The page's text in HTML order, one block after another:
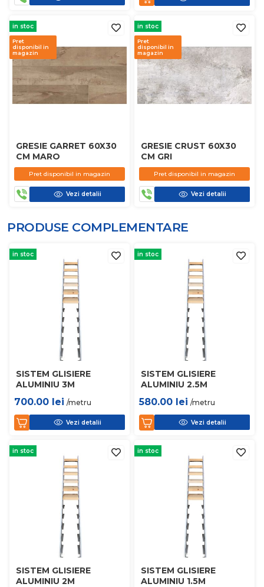
in stoc
Pret
disponibil in
magazin
GRESIE GARRET 60X30
CM MARO
Pret disponibil in magazin
Vezi detalii
in stoc
Pret
disponibil in
magazin
GRESIE CRUST 60X30
CM GRI
Pret disponibil in magazin
Vezi detalii
PRODUSE COMPLEMENTARE
in stoc
SISTEM GLISIERE
ALUMINIU 3M
700.00 lei /metru
Vezi detalii
in stoc
SISTEM GLISIERE
ALUMINIU 2.5M
580.00 lei /metru
Vezi detalii
in stoc
SISTEM GLISIERE
ALUMINIU 2M
in stoc
SISTEM GLISIERE
ALUMINIU 1.5M